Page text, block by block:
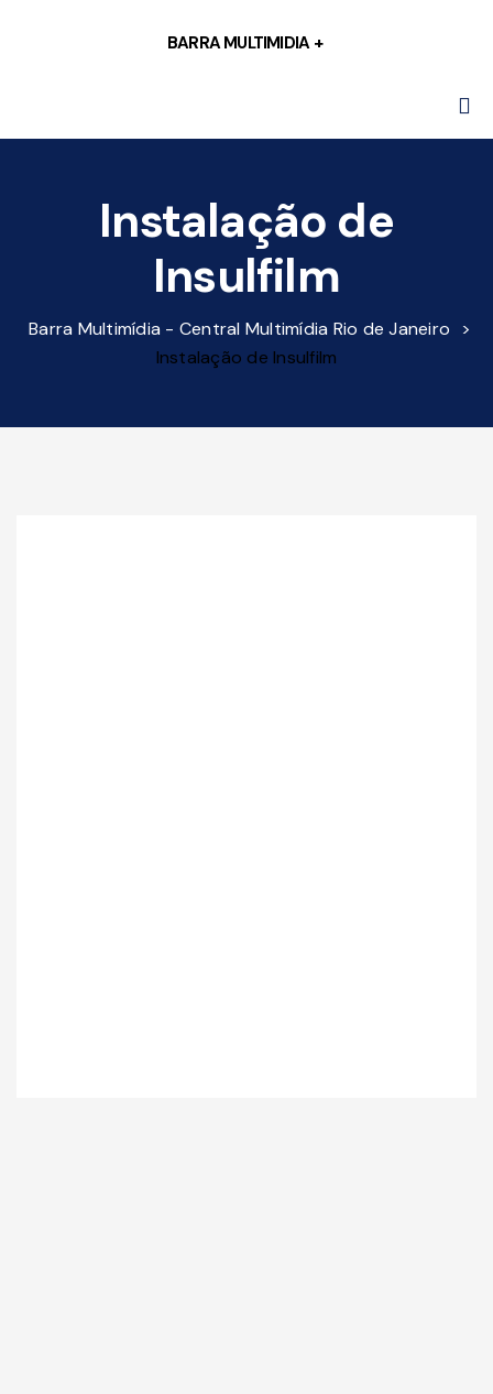
BARRA MULTIMIDIA+ D
Instalação de
Insulfilm
Barra Multimídia - Central Multimídia Rio de Janeiro
>
Instalação de Insulfilm